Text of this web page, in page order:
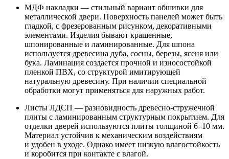
МДФ накладки — стильный вариант обшивки для
металлической двери. Поверхность панелей может быть
гладкой, с фрезерованным рисунком, декоративными
элементами. Изделия бывают крашенные,
шпонированные и ламинированные. Для шпона
используется древесина дуба, сосны, березы, ясеня или
бука. Ламинация создается прочной и износостойкой
пленкой ПВХ, со структурой имитирующей
натуральную древесину. При наличии специальной
обработки могут применяться для наружных работ.
Листы ЛДСП — разновидность древесно-стружечной
плиты с ламинированным структурным покрытием. Для
отделки дверей используются плиты толщиной 6–10 мм.
Материал устойчив к механическим воздействиям
и удобен в уходе. Однако имеет низкую влагостойкость
и коробится при контакте с влагой.